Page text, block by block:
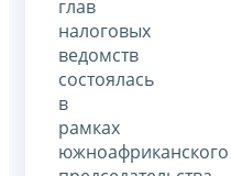
глав
налоговых
ведомств
состоялась
в
рамках
южноафриканского